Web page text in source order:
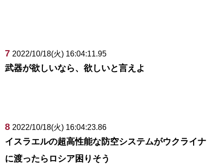
7 2022/10/18(火) 16:04:11.95
武器が欲しいなら、欲しいと言えよ
8 2022/10/18(火) 16:04:23.86
イスラエルの超高性能な防空システムがウクライナ
に渡ったらロシア困りそう